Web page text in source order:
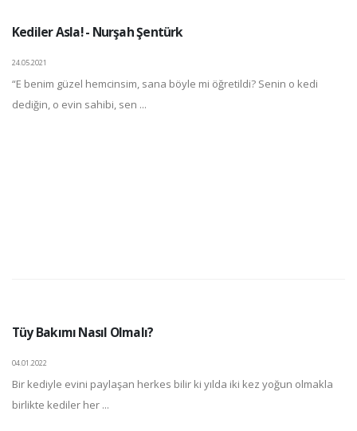
Kediler Asla! - Nurşah Şentürk
24.05.2021
“E benim güzel hemcinsim, sana böyle mi öğretildi? Senin o kedi
dediğin, o evin sahibi, sen ...
Tüy Bakımı Nasıl Olmalı?
04.01.2022
Bir kediyle evini paylaşan herkes bilir ki yılda iki kez yoğun olmakla
birlikte kediler her ...